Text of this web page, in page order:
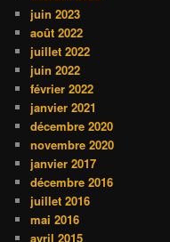
juin 2023
août 2022
juillet 2022
juin 2022
février 2022
janvier 2021
décembre 2020
novembre 2020
janvier 2017
décembre 2016
juillet 2016
mai 2016
avril 2015